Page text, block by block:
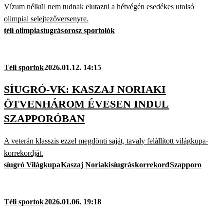
Vízum nélkül nem tudnak elutazni a hétvégén esedékes utolsó
olimpiai selejtezőversenyre.
téli olimpiasíugrásorosz sportolók
Téli sportok2026.01.12. 14:15
SÍUGRÓ-VK: KASZAJ NORIAKI
ÖTVENHÁROM ÉVESEN INDUL
SZAPPORÓBAN
A veterán klasszis ezzel megdönti saját, tavaly felállított világkupa-
korrekordját.
síugró VilágkupaKaszaj NoriakisíugráskorrekordSzapporo
Téli sportok2026.01.06. 19:18